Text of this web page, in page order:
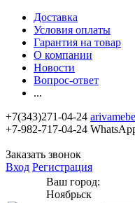
Доставка
Условия оплаты
Гарантия на товар
О компании
Новости
Вопрос-ответ
...
+7(343)271-04-24
+7-982-717-04-24
Заказать звонок
Вход Регистрация
Ваш город:
Ноябрьск